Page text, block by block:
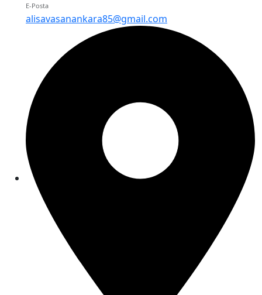
E-Posta
alisavasanankara85@gmail.com